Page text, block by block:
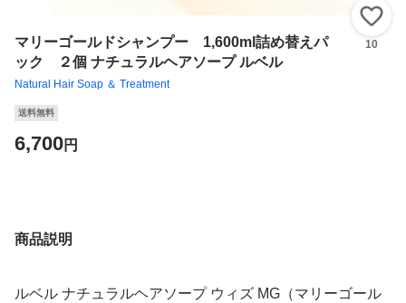
マリーゴールドシャンプー 1,600ml詰め替えパ
ック ２個 ナチュラルヘアソープ ルベル
Natural Hair Soap ＆ Treatment
10
送料無料
6,700円
商品説明
ルベル ナチュラルヘアソープ ウィズ MG（マリーゴール